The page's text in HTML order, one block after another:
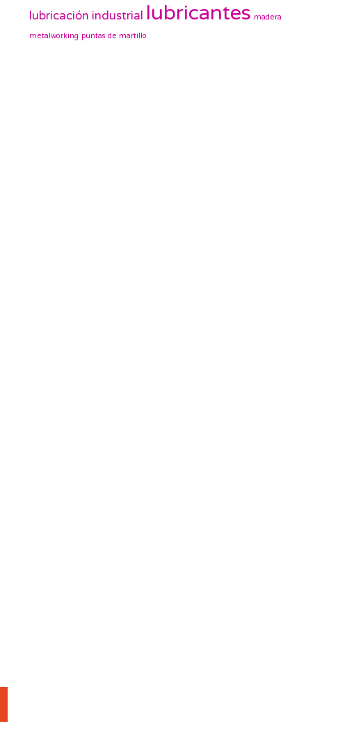
lubricación industrial lubricantes madera
metalworking puntas de martillo